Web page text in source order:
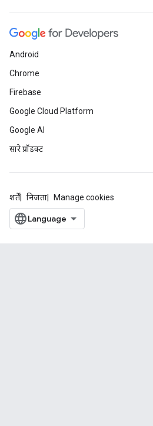
Android
Chrome
Firebase
Google Cloud Platform
Google AI
सारे प्रॉडक्ट
शर्तें निजता Manage cookies